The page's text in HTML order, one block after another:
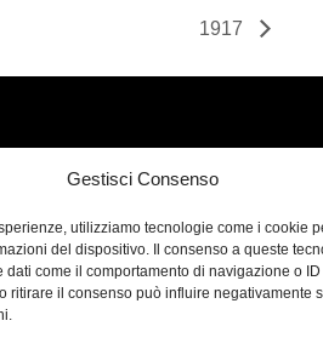
Gestisci Consenso
utilizziamo tecnologie come i cookie
del dispositivo. Il consenso a queste
dati come il comportamento di navigazione o
ritirare il consenso può influire negativamente
1917